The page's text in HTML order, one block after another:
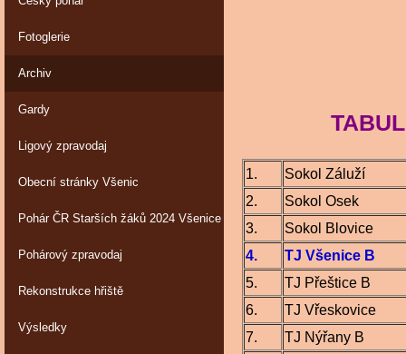
Fotoglerie
Archiv
Gardy
Ligový zpravodaj
Obecní stránky Všenic
Pohár ČR Starších žáků 2024 Všenice
Pohárový zpravodaj
Rekonstrukce hřiště
Výsledky
TABULKA
1.
Sokol Záluží
2.
Sokol Osek
3.
Sokol Blovice
4.
TJ Všenice B
5.
TJ Přeštice B
6.
TJ Vřeskovice
7.
TJ Nýřany B